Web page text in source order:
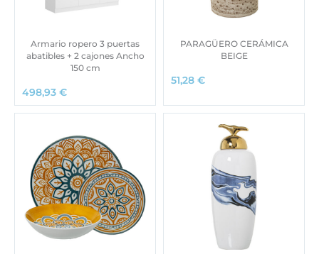
Armario ropero 3 puertas
abatibles + 2 cajones Ancho
150 cm
498,93 €
PARAGÜERO CERÁMICA
BEIGE
51,28 €